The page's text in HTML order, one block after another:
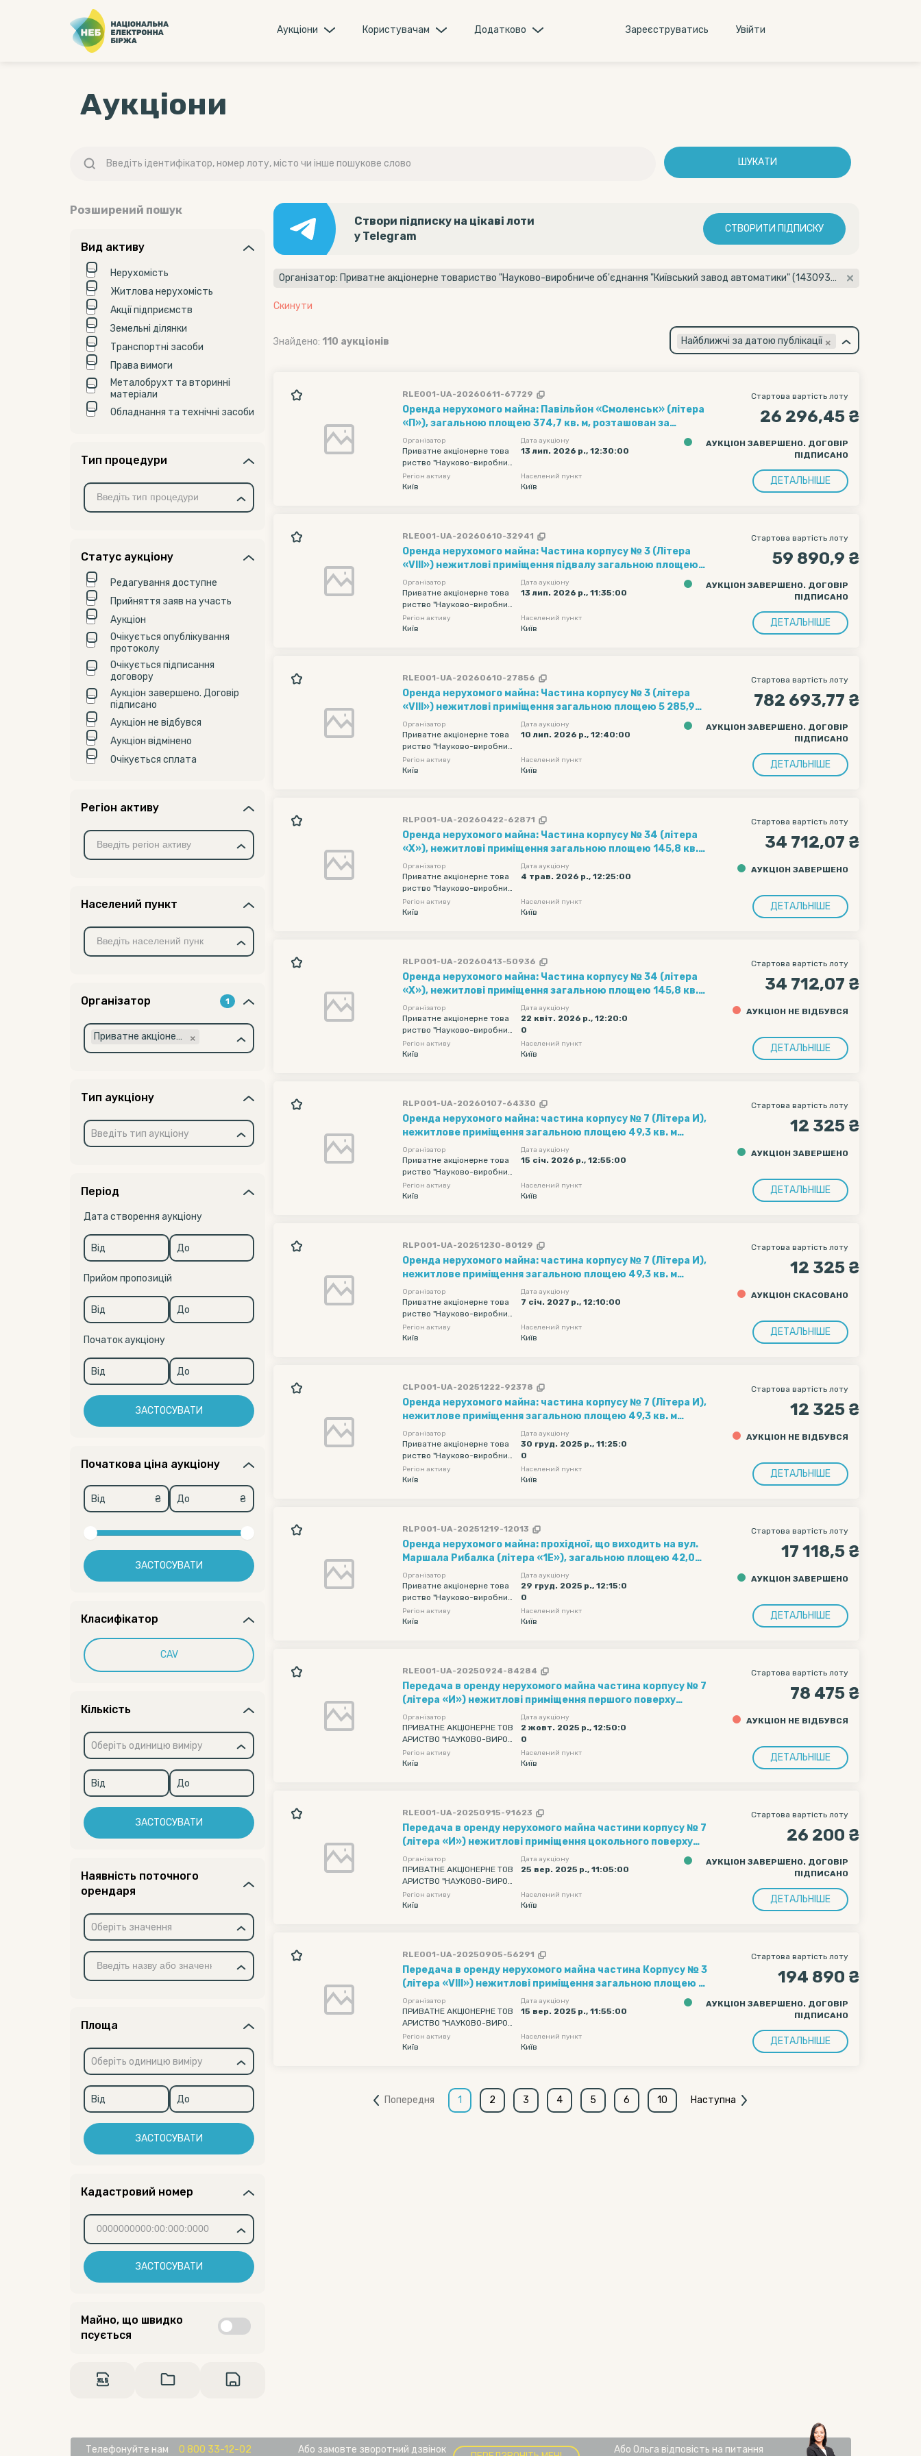
Аукцiони Користувачам Додатково Зареєструватись Увiйти
Аукціони
ШУКАТИ
Розширений пошук
Вид активу
Нерухомість
Житлова нерухомість
Акції підприємств
Земельні ділянки
Транспортні засоби
Права вимоги
Металобрухт та вторинні
матеріали
Обладнання та технічні засоби
Тип процедури
Статус аукціону
Редагування доступне
Прийняття заяв на участь
Аукціон
Очікується опублікування
протоколу
Очікується підписання
договору
Аукціон завершено. Договір
підписано
Аукціон не відбувся
Аукціон відмінено
Очікується сплата
Регіон активу
Населений пункт
Організатор 1
×
Приватне акціонерне товариство "Науково-виробниче об'єднання "Київський завод автоматики" (14309356)
Тип аукціону
Введіть тип аукціону
Період
Дата створення аукціону
Прийом пропозицій
Початок аукціону
ЗАСТОСУВАТИ
Початкова ціна аукціону
₴ ₴
ЗАСТОСУВАТИ
Класифікатор
CAV
Кількість
Оберіть одиницю виміру
ЗАСТОСУВАТИ
Наявність поточного
орендаря
Оберіть значення
Площа
Оберіть одиницю виміру
ЗАСТОСУВАТИ
Кадастровий номер
ЗАСТОСУВАТИ
Майно, що швидко
псується
Створи підписку на цікаві лоти
у Telegram
СТВОРИТИ ПІДПИСКУ
Організатор: Приватне акціонерне товариство "Науково-виробниче об'єднання "Київський завод автоматики" (14309356)
Скинути
Знайдено: 110 аукціонів ×
Найближчі за датою публікації
RLE001-UA-20260611-67729
Оренда нерухомого майна: Павільйон «Смоленськ» (літера
«П»), загальною площею 374,7 кв. м, розташован за
адресою: м. Київ, вул. Старокиївська, 10
Стартова вартість лоту
26 296,45 ₴
Організатор
Приватне акціонерне това
риство "Науково-виробнич
е об'єднання "Київський за
вод автоматики"
Дата аукціону
13 лип. 2026 р., 12:30:00
Регіон активу
Київ
Населений пункт
Київ
АУКЦІОН ЗАВЕРШЕНО. ДОГОВІР
ПІДПИСАНО
ДЕТАЛЬНІШЕ
RLE001-UA-20260610-32941
Оренда нерухомого майна: Частина корпусу № 3 (Літера
«VIII») нежитлові приміщення підвалу загальною площею
426,7 кв. м, що розміщене за адресою: м. Київ, вул.
Старокиївська, 10
Стартова вартість лоту
59 890,9 ₴
Організатор
Приватне акціонерне това
риство "Науково-виробнич
е об'єднання "Київський за
вод автоматики"
Дата аукціону
13 лип. 2026 р., 11:35:00
Регіон активу
Київ
Населений пункт
Київ
АУКЦІОН ЗАВЕРШЕНО. ДОГОВІР
ПІДПИСАНО
ДЕТАЛЬНІШЕ
RLE001-UA-20260610-27856
Оренда нерухомого майна: Частина корпусу № 3 (літера
«VIII») нежитлові приміщення загальною площею 5 285,9
кв. м, другого та третього поверхів; частина мостової
заводу (інв. № 000501), загальною площею 750,00 кв. м,
розташованих за адресою: м. Київ, вул. Старокиївська, 10
Стартова вартість лоту
782 693,77 ₴
Організатор
Приватне акціонерне това
риство "Науково-виробнич
е об'єднання "Київський за
вод автоматики"
Дата аукціону
10 лип. 2026 р., 12:40:00
Регіон активу
Київ
Населений пункт
Київ
АУКЦІОН ЗАВЕРШЕНО. ДОГОВІР
ПІДПИСАНО
ДЕТАЛЬНІШЕ
RLP001-UA-20260422-62871
Оренда нерухомого майна: Частина корпусу № 34 (літера
«Х»), нежитлові приміщення загальною площею 145,8 кв.
м, цокольного поверху, розташоване за адресою: м. Київ,
вул. Старокиївська, 10
Стартова вартість лоту
34 712,07 ₴
Організатор
Приватне акціонерне това
риство "Науково-виробнич
е об'єднання "Київський за
вод автоматики"
Дата аукціону
4 трав. 2026 р., 12:25:00
Регіон активу
Київ
Населений пункт
Київ
АУКЦІОН ЗАВЕРШЕНО
ДЕТАЛЬНІШЕ
RLP001-UA-20260413-50936
Оренда нерухомого майна: Частина корпусу № 34 (літера
«Х»), нежитлові приміщення загальною площею 145,8 кв.
м, цокольного поверху, розташований за адресою: м. Київ,
вул. Старокиївська, 10
Стартова вартість лоту
34 712,07 ₴
Організатор
Приватне акціонерне това
риство "Науково-виробнич
е об'єднання "Київський за
вод автоматики"
Дата аукціону
22 квіт. 2026 р., 12:20:0
0
Регіон активу
Київ
Населений пункт
Київ
АУКЦІОН НЕ ВІДБУВСЯ
ДЕТАЛЬНІШЕ
RLP001-UA-20260107-64330
Оренда нерухомого майна: частина корпусу № 7 (Літера И),
нежитлове приміщення загальною площею 49,3 кв. м
цокольного поверху, що розміщене за адресою: м. Київ,
вул. Старокиївська, буд. 10
Стартова вартість лоту
12 325 ₴
Організатор
Приватне акціонерне това
риство "Науково-виробнич
е об'єднання "Київський за
вод автоматики"
Дата аукціону
15 січ. 2026 р., 12:55:00
Регіон активу
Київ
Населений пункт
Київ
АУКЦІОН ЗАВЕРШЕНО
ДЕТАЛЬНІШЕ
RLP001-UA-20251230-80129
Оренда нерухомого майна: частина корпусу № 7 (Літера И),
нежитлове приміщення загальною площею 49,3 кв. м
цокольного поверху, що розміщене за адресою: м. Київ,
вул. Старокиївська, буд. 10
Стартова вартість лоту
12 325 ₴
Організатор
Приватне акціонерне това
риство "Науково-виробнич
е об'єднання "Київський за
вод автоматики"
Дата аукціону
7 січ. 2027 р., 12:10:00
Регіон активу
Київ
Населений пункт
Київ
АУКЦІОН СКАСОВАНО
ДЕТАЛЬНІШЕ
CLP001-UA-20251222-92378
Оренда нерухомого майна: частина корпусу № 7 (Літера И),
нежитлове приміщення загальною площею 49,3 кв. м
цокольного поверху, що розміщене за адресою: м. Київ,
вул. Старокиївська, буд. 10
Стартова вартість лоту
12 325 ₴
Організатор
Приватне акціонерне това
риство "Науково-виробнич
е об'єднання "Київський за
вод автоматики"
Дата аукціону
30 груд. 2025 р., 11:25:0
0
Регіон активу
Київ
Населений пункт
Київ
АУКЦІОН НЕ ВІДБУВСЯ
ДЕТАЛЬНІШЕ
RLP001-UA-20251219-12013
Оренда нерухомого майна: прохідної, що виходить на вул.
Маршала Рибалка (літера «1Е»), загальною площею 42,00
кв. м та частини мостової заводу (інв. № 000501), що
виходить на вул. Маршала Рибалка, загальною площею
131,83 кв. м
Стартова вартість лоту
17 118,5 ₴
Організатор
Приватне акціонерне това
риство "Науково-виробнич
е об'єднання "Київський за
вод автоматики"
Дата аукціону
29 груд. 2025 р., 12:15:0
0
Регіон активу
Київ
Населений пункт
Київ
АУКЦІОН ЗАВЕРШЕНО
ДЕТАЛЬНІШЕ
RLE001-UA-20250924-84284
Передача в оренду нерухомого майна частина корпусу № 7
(літера «И») нежитлові приміщення першого поверху
загальною площею 313,9 кв. м
Стартова вартість лоту
78 475 ₴
Організатор
ПРИВАТНЕ АКЦІОНЕРНЕ ТОВ
АРИСТВО "НАУКОВО-ВИРОБ
НИЧЕ ОБ'ЄДНАННЯ "КИЇВСЬ
КИЙ ЗАВОД АВТОМАТИКИ"
Дата аукціону
2 жовт. 2025 р., 12:50:0
0
Регіон активу
Київ
Населений пункт
Київ
АУКЦІОН НЕ ВІДБУВСЯ
ДЕТАЛЬНІШЕ
RLE001-UA-20250915-91623
Передача в оренду нерухомого майна частини корпусу № 7
(літера «И») нежитлові приміщення цокольного поверху
загальною площею 104,8 кв. м
Стартова вартість лоту
26 200 ₴
Організатор
ПРИВАТНЕ АКЦІОНЕРНЕ ТОВ
АРИСТВО "НАУКОВО-ВИРОБ
НИЧЕ ОБ'ЄДНАННЯ "КИЇВСЬ
КИЙ ЗАВОД АВТОМАТИКИ"
Дата аукціону
25 вер. 2025 р., 11:05:00
Регіон активу
Київ
Населений пункт
Київ
АУКЦІОН ЗАВЕРШЕНО. ДОГОВІР
ПІДПИСАНО
ДЕТАЛЬНІШЕ
RLE001-UA-20250905-56291
Передача в оренду нерухомого майна частина Корпусу № 3
(літера «VIII») нежитлові приміщення загальною площею 1
616,40 кв. м, 1-го поверху
Стартова вартість лоту
194 890 ₴
Організатор
ПРИВАТНЕ АКЦІОНЕРНЕ ТОВ
АРИСТВО "НАУКОВО-ВИРОБ
НИЧЕ ОБ'ЄДНАННЯ "КИЇВСЬ
КИЙ ЗАВОД АВТОМАТИКИ"
Дата аукціону
15 вер. 2025 р., 11:55:00
Регіон активу
Київ
Населений пункт
Київ
АУКЦІОН ЗАВЕРШЕНО. ДОГОВІР
ПІДПИСАНО
ДЕТАЛЬНІШЕ
Попередня 1 2 3 4 5 6 10 Наступна
Телефонуйте нам 0 800 33-12-02 Або замовте зворотний дзвінок Або Ольга відповість на питання